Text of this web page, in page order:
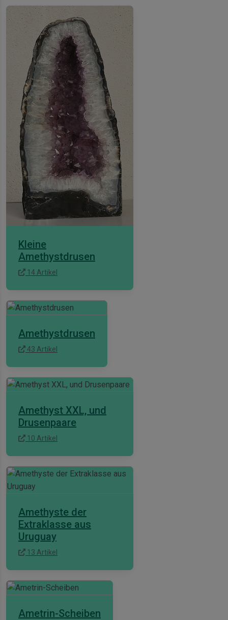
Kleine
Amethystdrusen
14 Artikel
Amethystdrusen
43 Artikel
Amethyst XXL, und
Drusenpaare
10 Artikel
Amethyste der
Extraklasse aus
Uruguay
13 Artikel
Ametrin-Scheiben